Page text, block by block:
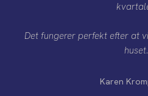
Det fungerer perfekt efter at
huset.
Karen